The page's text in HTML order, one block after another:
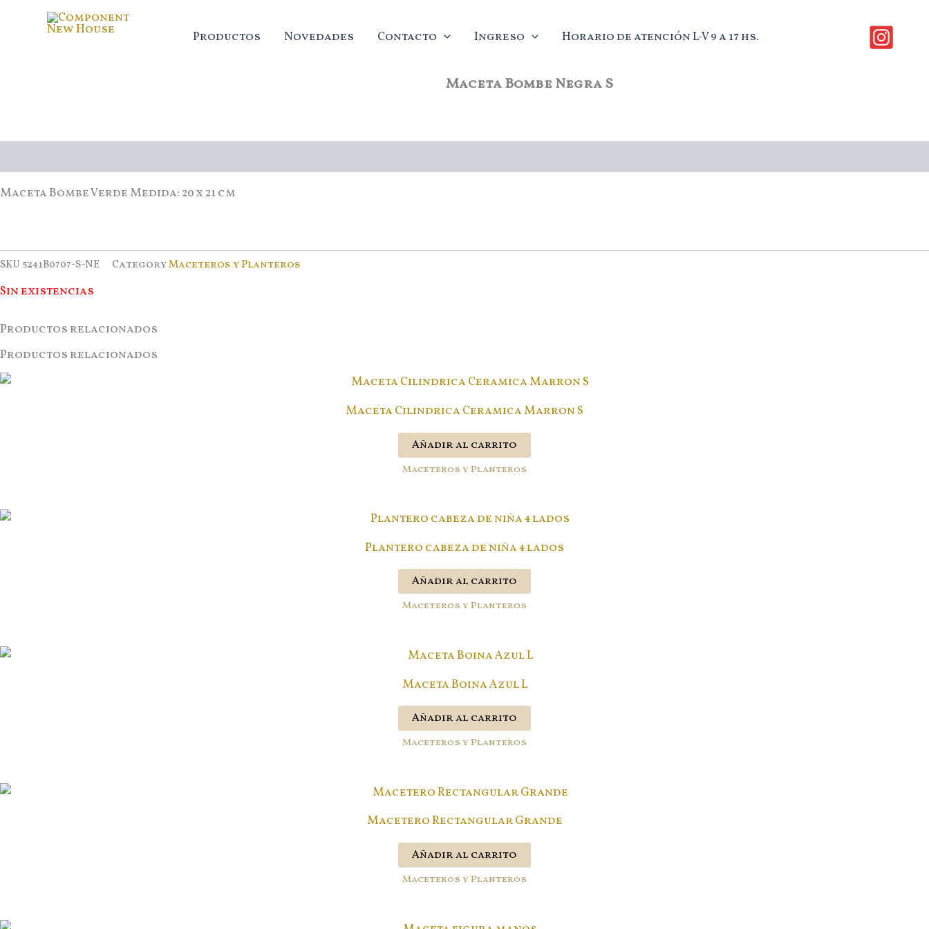
Productos Novedades Contacto Ingreso Horario de atención L-V 9 a 17 hs.
Maceta Bombe Negra S
Maceta Bombe Verde Medida: 20 x 21 cm
SKU 5241B0707-S-NE CategoryMaceteros y Planteros
Sin existencias
Productos relacionados
Productos relacionados
Maceta Cilindrica Ceramica Marron S
Añadir al carrito
Maceteros y Planteros
Plantero cabeza de niña 4 lados
Añadir al carrito
Maceteros y Planteros
Maceta Boina Azul L
Añadir al carrito
Maceteros y Planteros
Macetero Rectangular Grande
Añadir al carrito
Maceteros y Planteros